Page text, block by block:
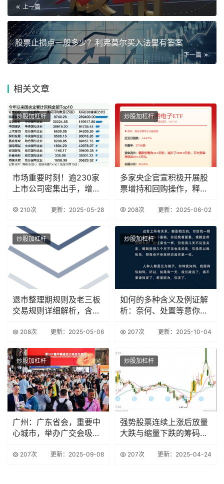
上一篇
股票止损点一般多少？利弗莫尔买入法里有答案
下一篇
相关文章
炒股加杠杆
市场重要时刻！逾230家
上市公司密集出手，增持
210次 更新：2025-05-28
炒股加杠杆
多家央企官宣积极开展股
票增持和回购操作，释放
208次 更新：2025-06-02
炒股加杠杆
退市整理期规则及老三板
交易规则详细解析，含委
208次 更新：2025-05-06
炒股加杠杆
如何的多种含义及例证解
析：奈何、处置等意你知
207次 更新：2025-10-04
炒股加杠杆
广州：广东省会，重要中
心城市，举办广交会吸引
207次 更新：2025-09-08
炒股加杠杆
强势股票连续上涨后放量
大跌与缩量下跌的筹码结
207次 更新：2025-04-24